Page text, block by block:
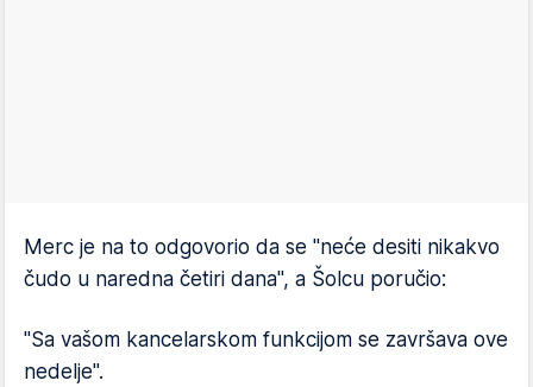
Merc je na to odgovorio da se "neće desiti nikakvo
čudo u naredna četiri dana", a Šolcu poručio:
"Sa vašom kancelarskom funkcijom se završava ove
nedelje".